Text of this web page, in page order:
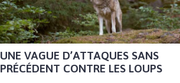
UNE VAGUE D’ATTAQUES SANS
PRÉCÉDENT CONTRE LES LOUPS